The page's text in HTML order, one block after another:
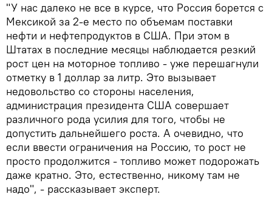
"У нас далеко не все в курсе, что Россия борется с
Мексикой за 2-е место по объемам поставки
нефти и нефтепродуктов в США. При этом в
Штатах в последние месяцы наблюдается резкий
рост цен на моторное топливо - уже перешагнули
отметку в 1 доллар за литр. Это вызывает
недовольство со стороны населения,
администрация президента США совершает
различного рода усилия для того, чтобы не
допустить дальнейшего роста. А очевидно, что
если ввести ограничения на Россию, то рост не
просто продолжится - топливо может подорожать
даже кратно. Это, естественно, никому там не
надо", - рассказывает эксперт.